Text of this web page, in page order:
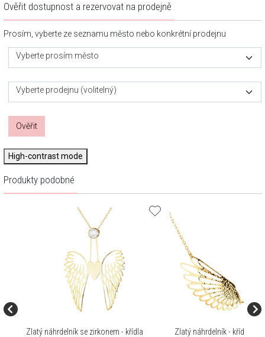
Ověřit dostupnost a rezervovat na prodejně
Prosím, vyberte ze seznamu město nebo konkrétní prodejnu
Vyberte prosím město
Vyberte prodejnu (volitelný)
Ověřit
High-contrast mode
Produkty podobné
Zlatý náhrdelník se zirkonem - křídla Zlatý náhrdelník - křídla